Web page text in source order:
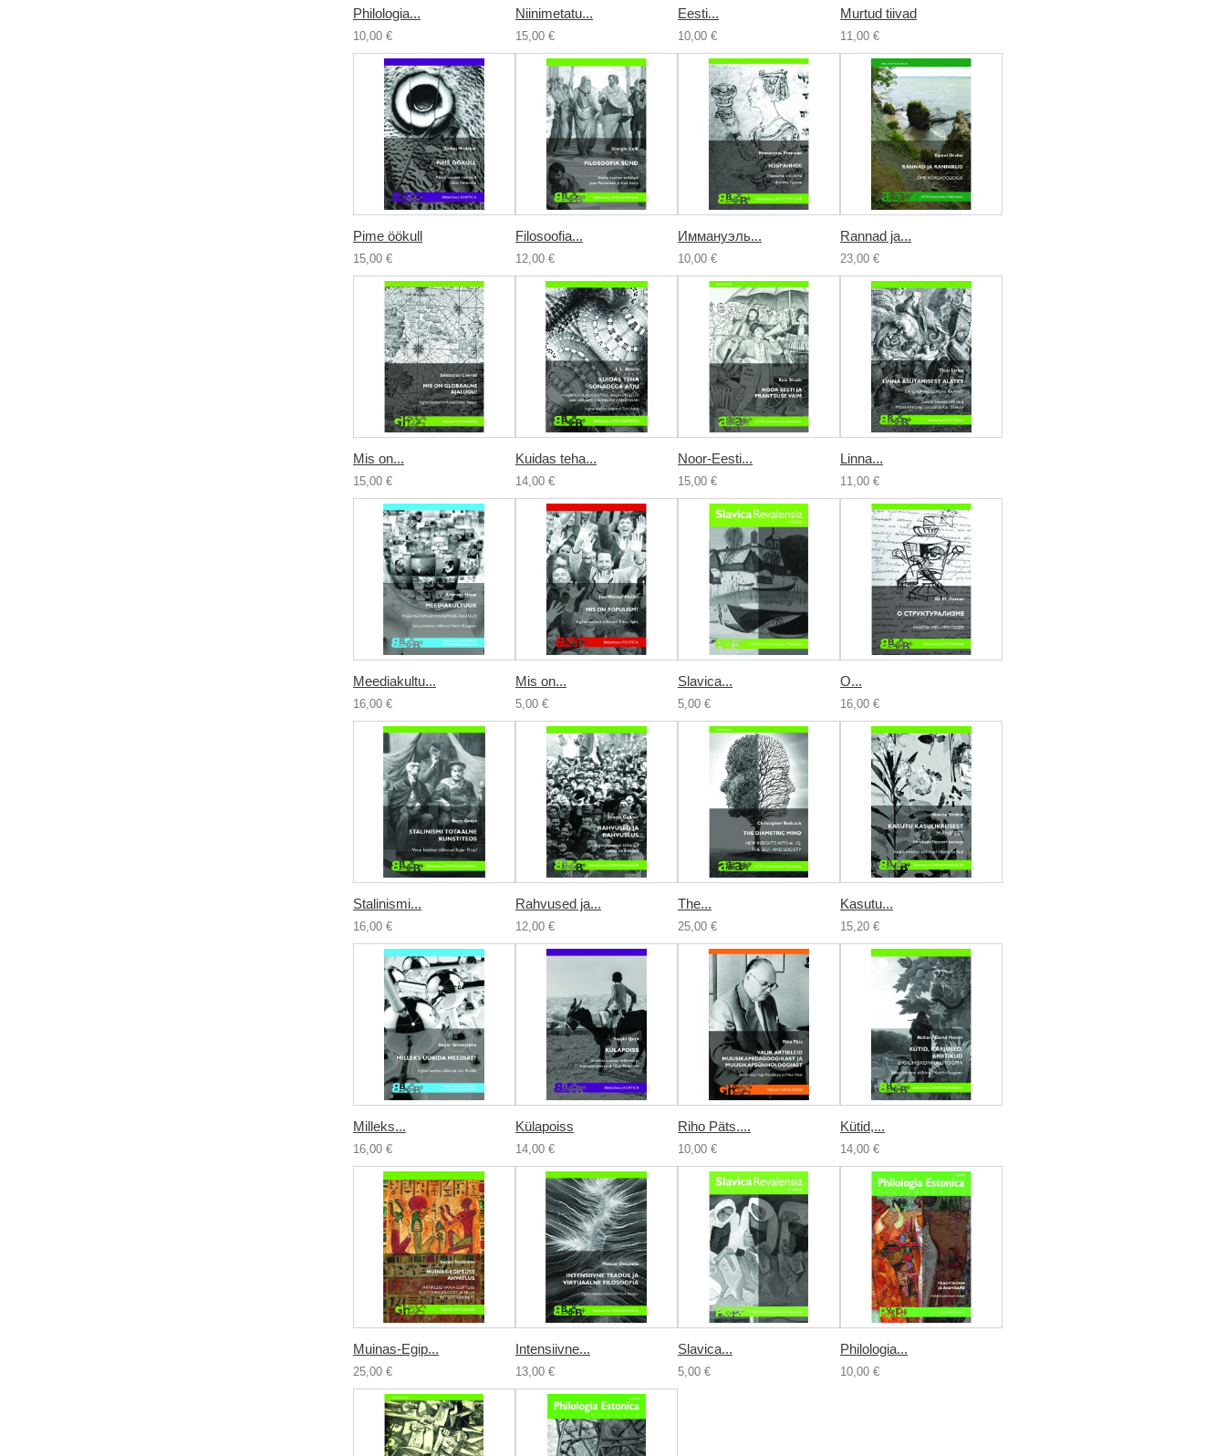
Philologia...
10,00 €
Niinimetatu...
15,00 €
Eesti...
10,00 €
Murtud tiivad
11,00 €
Pime öökull
15,00 €
Filosoofia...
12,00 €
Иммануэль...
10,00 €
Rannad ja...
23,00 €
Mis on...
15,00 €
Kuidas teha...
14,00 €
Noor-Eesti...
15,00 €
Linna...
11,00 €
Meediakultu...
16,00 €
Mis on...
5,00 €
Slavica...
5,00 €
О...
16,00 €
Stalinismi...
16,00 €
Rahvused ja...
12,00 €
The...
25,00 €
Kasutu...
15,20 €
Milleks...
16,00 €
Külapoiss
14,00 €
Riho Päts....
10,00 €
Kütid,...
14,00 €
Muinas-Egip...
25,00 €
Intensiivne...
13,00 €
Slavica...
5,00 €
Philologia...
10,00 €